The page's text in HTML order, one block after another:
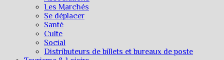
Les Marchés
Se déplacer
Santé
Culte
Social
Distributeurs de billets et bureaux de poste